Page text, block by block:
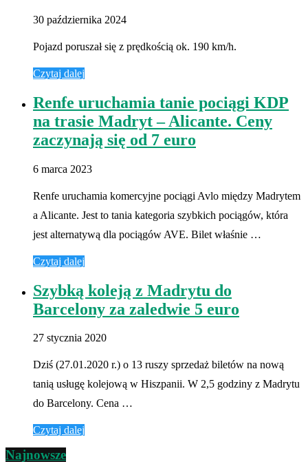
30 października 2024
Pojazd poruszał się z prędkością ok. 190 km/h.
Czytaj dalej
Renfe uruchamia tanie pociągi KDP
na trasie Madryt – Alicante. Ceny
zaczynają się od 7 euro
6 marca 2023
Renfe uruchamia komercyjne pociągi Avlo między Madrytem
a Alicante. Jest to tania kategoria szybkich pociągów, która
jest alternatywą dla pociągów AVE. Bilet właśnie …
Czytaj dalej
Szybką koleją z Madrytu do
Barcelony za zaledwie 5 euro
27 stycznia 2020
Dziś (27.01.2020 r.) o 13 ruszy sprzedaż biletów na nową
tanią usługę kolejową w Hiszpanii. W 2,5 godziny z Madrytu
do Barcelony. Cena …
Czytaj dalej
Najnowsze